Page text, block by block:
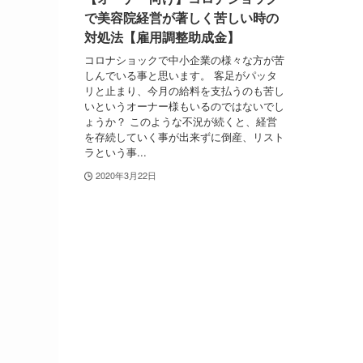
で美容院経営が著しく苦しい時の
対処法【雇用調整助成金】
コロナショックで中小企業の様々な方が苦
しんでいる事と思います。 客足がパッタ
リと止まり、今月の給料を支払うのも苦し
いというオーナー様もいるのではないでし
ょうか？ このような不況が続くと、経営
を存続していく事が出来ずに倒産、リスト
ラという事...
2020年3月22日